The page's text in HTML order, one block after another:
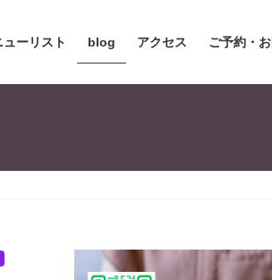
ューリスト blog アクセス ご予約・